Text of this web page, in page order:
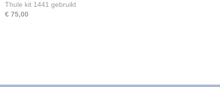
Thule kit 1441 gebruikt
€ 75,00